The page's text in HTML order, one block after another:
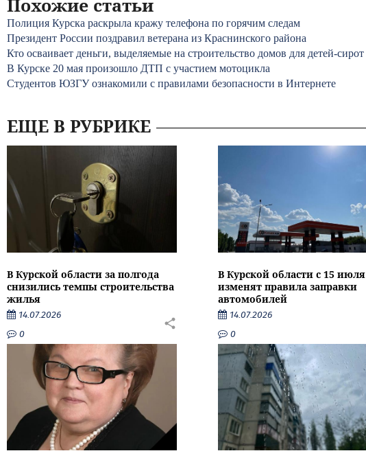
Похожие статьи
Полиция Курска раскрыла кражу телефона по горячим следам
Президент России поздравил ветерана из Краснинского района
Кто осваивает деньги, выделяемые на строительство домов для детей-сирот
В Курске 20 мая произошло ДТП с участием мотоцикла
Студентов ЮЗГУ ознакомили с правилами безопасности в Интернете
ЕЩЕ В РУБРИКЕ
В Курской области за полгода
снизились темпы строительства
жилья
14.07.2026
0
В Курской области с 15 июля
изменят правила заправки
автомобилей
14.07.2026
0